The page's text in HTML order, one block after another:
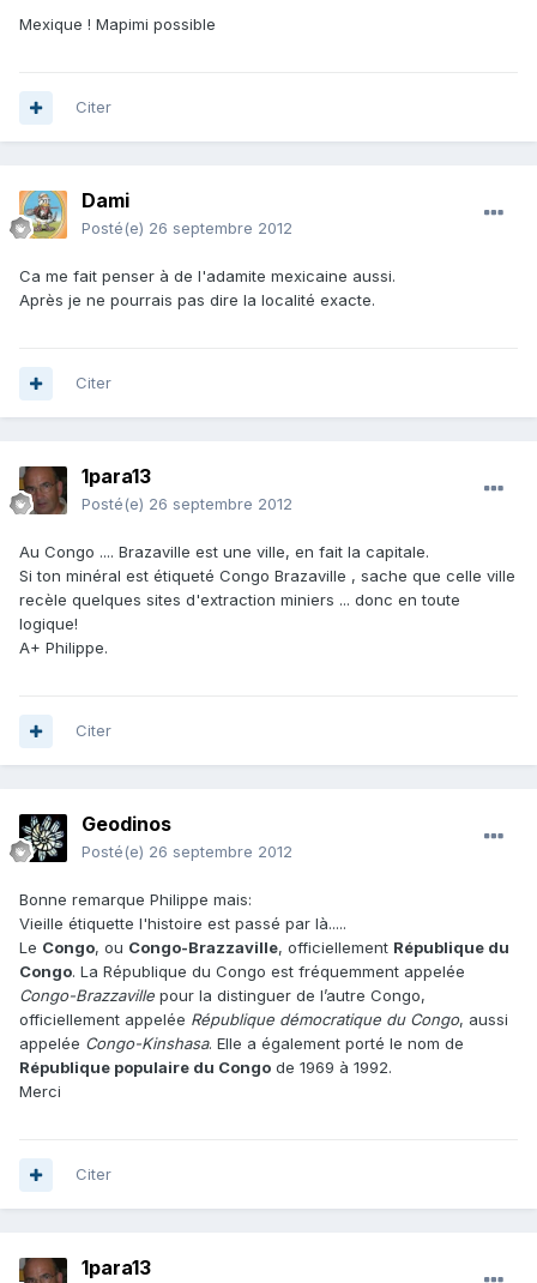
Mexique ! Mapimi possible
Citer
Dami
Posté(e) 26 septembre 2012
Ca me fait penser à de l'adamite mexicaine aussi.
Après je ne pourrais pas dire la localité exacte.
Citer
1para13
Posté(e) 26 septembre 2012
Au Congo .... Brazaville est une ville, en fait la capitale.
Si ton minéral est étiqueté Congo Brazaville , sache que celle ville
recèle quelques sites d'extraction miniers ... donc en toute
logique!
A+ Philippe.
Citer
Geodinos
Posté(e) 26 septembre 2012
Bonne remarque Philippe mais:
Vieille étiquette l'histoire est passé par là.....
Le Congo, ou Congo-Brazzaville, officiellement République du
Congo. La République du Congo est fréquemment appelée
Congo-Brazzaville pour la distinguer de l’autre Congo,
officiellement appelée République démocratique du Congo, aussi
appelée Congo-Kinshasa. Elle a également porté le nom de
République populaire du Congo de 1969 à 1992.
Merci
Citer
1para13